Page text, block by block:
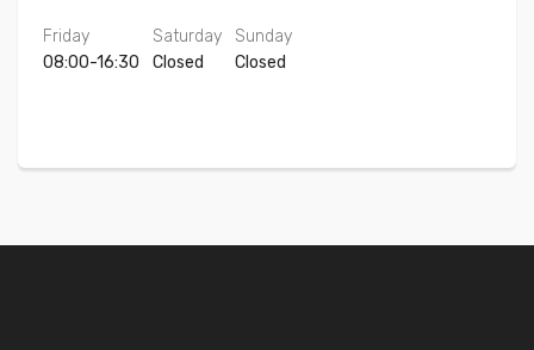
Friday
08:00-16:30
Saturday
Closed
Sunday
Closed